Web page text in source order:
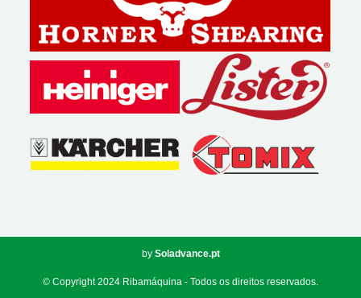
Soladvance.pt
© Copyright 2024 Ribamáquina - Todos os direitos reservados.